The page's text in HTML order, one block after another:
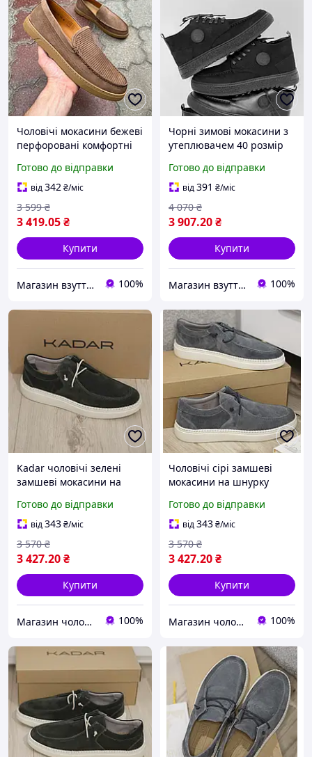
Чоловічі мокасини бежеві
перфоровані комфортні
Готово до відправки
від342₴/міс
3 419.05₴
3 599 ₴
Купити
Магазин взуття Brogue.com.ua 100%
Чорні зимові мокасини з
утеплювачем 40 розмір
Готово до відправки
від391 ₴/міс
3 907.20₴
4 070 ₴
Купити
Магазин взуття Brogue.com.ua 100%
Kadar чоловічі зелені
замшеві мокасини на
шкіри
Готово до відправки
від343₴/міс
3 427.20₴
3 570 ₴
Купити
Магазин чоловічого взуття Bims.shoes 100%
Чоловічі сірі замшеві
мокасини на шнурку
Готово до відправки
від343₴/міс
3 427.20₴
3 570 ₴
Купити
Магазин чоловічого взуття Bims.shoes 100%